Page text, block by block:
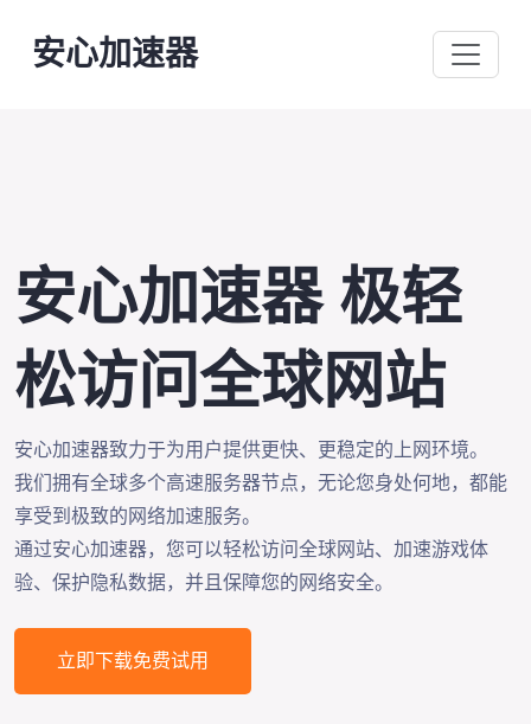
安心加速器
安心加速器 极轻
松访问全球网站
安心加速器致力于为用户提供更快、更稳定的上网环境。
我们拥有全球多个高速服务器节点，无论您身处何地，都能
享受到极致的网络加速服务。
通过安心加速器，您可以轻松访问全球网站、加速游戏体
验、保护隐私数据，并且保障您的网络安全。
立即下载免费试用